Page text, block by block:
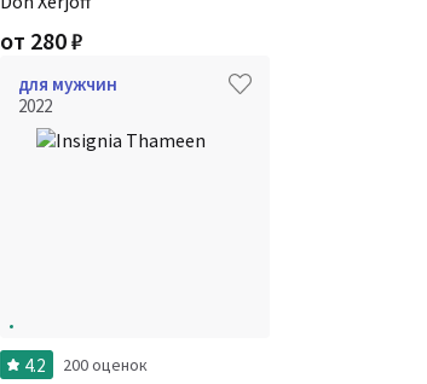
от 280₽
для мужчин
2022
4.2 200 оценок